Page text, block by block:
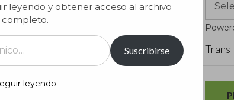
leyendo y obtener acceso al archivo
completo.
Suscribirse
leyendo